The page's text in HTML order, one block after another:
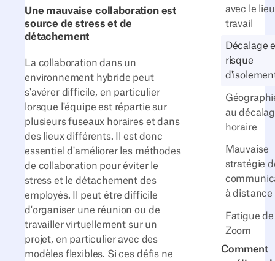
avec le
travail
Décalage
risque
au
horaire
Mauvaise
stratégie
à distance
Fatigue de
Zoom
Comment
Une mauvaise collaboration est
source de stress et de
détachement
La collaboration dans un
environnement hybride peut
s'avérer difficile, en particulier
lorsque l'équipe est répartie sur
plusieurs fuseaux horaires et dans
des lieux différents. Il est donc
essentiel d'améliorer les méthodes
de collaboration pour éviter le
stress et le détachement des
employés. Il peut être difficile
d'organiser une réunion ou de
travailler virtuellement sur un
projet, en particulier avec des
modèles flexibles. Si ces défis ne